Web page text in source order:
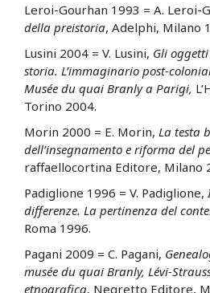
Leroi-Gourhan 1993 = A. Leroi-
della preistoria, Adelphi, Milano
Lusini 2004 = V. Lusini, Gli
storia. L’immaginario post-
Musée du quai Branly a Parigi,
Torino 2004.
Morin 2000 = E. Morin, La testa
dell’insegnamento e riforma del
raffaellocortina Editore, Milano
Padiglione 1996 = V. Padiglione,
differenze. La pertinenza del
Roma 1996.
Pagani 2009 = C. Pagani,
musée du quai Branly, Lévi-
etnografica, Negretto Editore,